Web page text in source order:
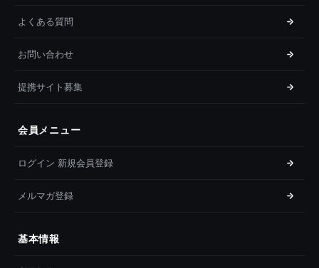
よくある質問
お問い合わせ
提携サイト募集
会員メニュー
ログイン 新規会員登録
メルマガ登録
基本情報